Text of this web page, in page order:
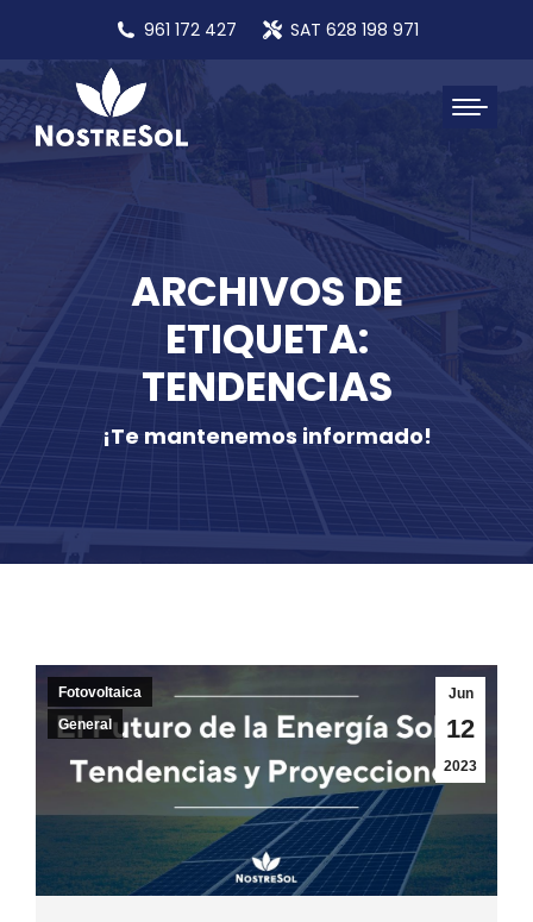
961 172 427 SAT 628 198 971
ARCHIVOS DE
ETIQUETA:
TENDENCIAS
¡Te mantenemos informado!
Jun
12
2023
Fotovoltaica
General